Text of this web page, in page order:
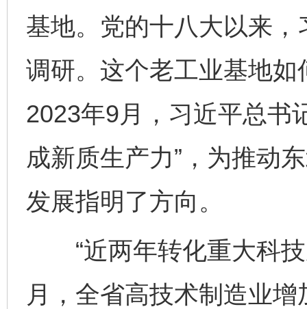
基地。党的十八大以来
调研。这个老工业基地
2023年9月，习近平总书
成新质生产力”，为推动
发展指明了方向。
“近两年转化重大科技
月，全省高技术制造业